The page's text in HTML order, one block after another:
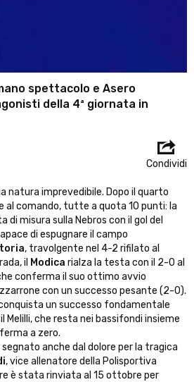
spettacolo e Asero
della 4ª giornata in
Condividi
natura imprevedibile. Dopo il quarto
al comando, tutte a quota 10 punti: la
di misura sulla Nebros con il gol del
di espugnare il campo
, travolgente nel 4-2 rifilato al
il Modica rialza la testa con il 2-0 al
conferma il suo ottimo avvio
con un successo pesante (2-0).
un successo fondamentale
che resta nei bassifondi insieme
a zero.
anche dal dolore per la tragica
, vice allenatore della Polisportiva
è stata rinviata al 15 ottobre per